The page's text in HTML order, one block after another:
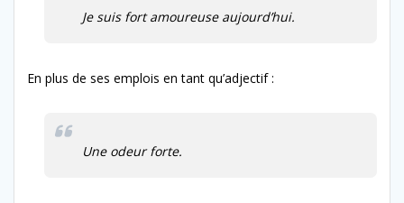
Je suis fort amoureuse aujourd’hui.
En plus de ses emplois en tant qu’adjectif :
Une odeur forte.